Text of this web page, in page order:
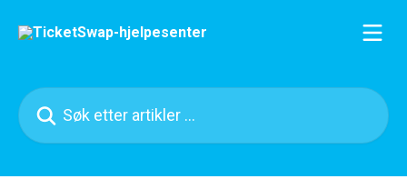
Søk etter artikler ...